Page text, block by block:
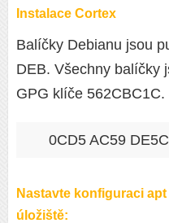
Instalace Cortex
Balíčky Debianu jsou
DEB. Všechny balíčky
GPG klíče
0CD5 AC59
Nastavte konfiguraci
úložiště: